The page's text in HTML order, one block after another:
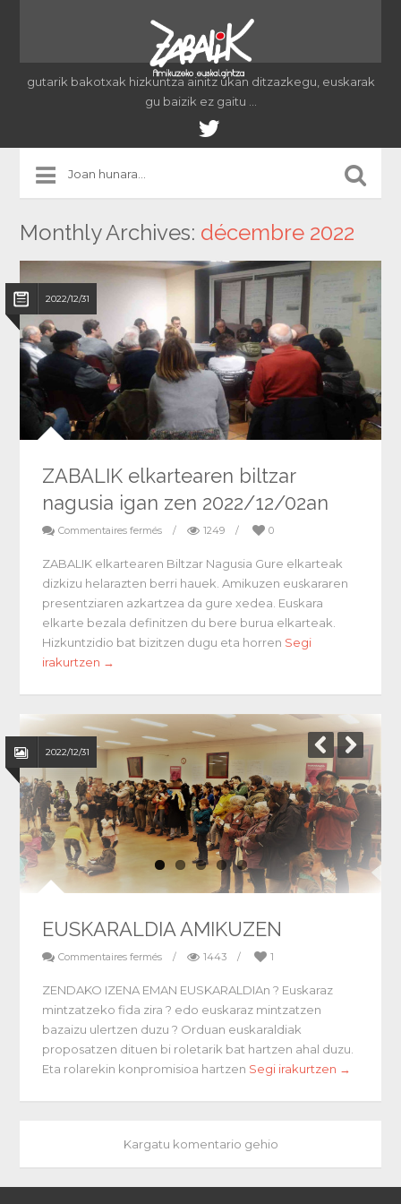
gutarik bakotxak hizkuntza ainitz ukan ditzazkegu, euskarak
gu baizik ez gaitu …
Monthly Archives: décembre 2022
2022/12/31
ZABALIK elkartearen biltzar
nagusia igan zen 2022/12/02an
Commentaires fermés / 1249 / 0
ZABALIK elkartearen Biltzar Nagusia Gure elkarteak
dizkizu helarazten berri hauek. Amikuzen euskararen
presentziaren azkartzea da gure xedea. Euskara
elkarte bezala definitzen du bere burua elkarteak.
Hizkuntzidio bat bizitzen dugu eta horren Segi
irakurtzen →
2022/12/31
EUSKARALDIA AMIKUZEN
Commentaires fermés / 1443 / 1
ZENDAKO IZENA EMAN EUSKARALDIAn ? Euskaraz
mintzatzeko fida zira ? edo euskaraz mintzatzen
bazaizu ulertzen duzu ? Orduan euskaraldiak
proposatzen dituen bi roletarik bat hartzen ahal duzu.
Eta rolarekin konpromisioa hartzen Segi irakurtzen →
Kargatu komentario gehio